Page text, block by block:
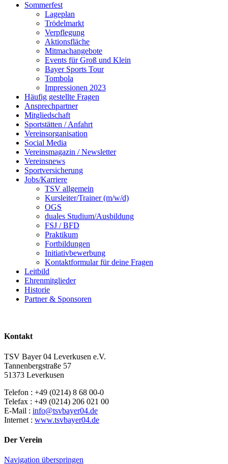
Sommerfest
Lageplan
Trödelmarkt
Verpflegung
Aktionsfläche
Mitmachangebote
Events für Groß und Klein
Bayer Sports Tour
Tombola
Impressionen 2023
Häufig gestellte Fragen
Ansprechpartner
Mitgliedschaft
Sportstätten / Anfahrt
Vereinsorganisation
Social Media
Vereinsmagazin / Newsletter
Vereinsnews
Sportversicherung
Jobs/Karriere
TSV allgemein
Kursleiter/Trainer (m/w/d)
OGS
duales Studium/Ausbildung
FSJ / BFD
Praktikum
Fortbildungen
Initiativbewerbung
Kontaktformular für deine Fragen
Leitbild
Ehrenmitglieder
Historie
Partner & Sponsoren
Kontakt
TSV Bayer 04 Leverkusen e.V.
Tannenbergstraße 57
51373 Leverkusen
Telefon : +49 (0214) 8 68 00-0
Telefax : +49 (0214) 206 021 00
E-Mail : info@tsvbayer04.de
Internet : www.tsvbayer04.de
Der Verein
Navigation überspringen